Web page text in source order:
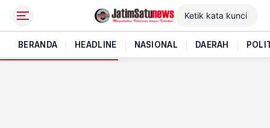
BERANDA HEADLINE NASIONAL DAERAH